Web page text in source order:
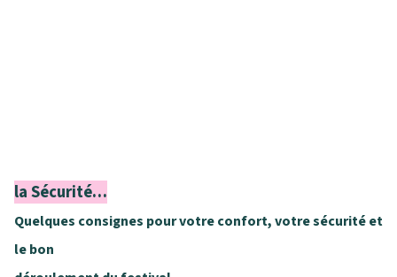
la Sécurité…
Quelques consignes pour votre confort, votre sécurité et
le bon